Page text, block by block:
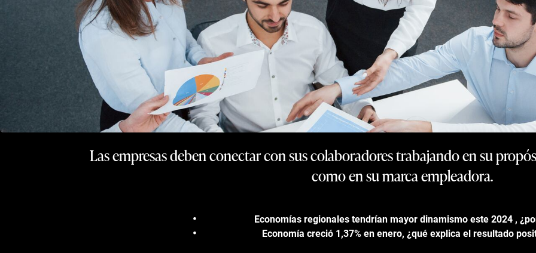
Las empresas deben conectar con sus colaboradores trabajando en su
como en su marca empleadora.
Economías regionales tendrían mayor dinamismo este 2024 ,
Economía creció 1,37% en enero, ¿qué explica el resultado